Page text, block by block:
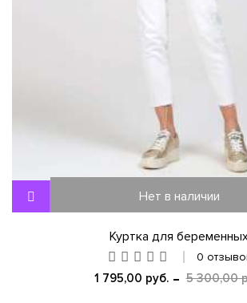
Нет в наличии
Куртка для
0
1 795,00 руб. 5 300,00